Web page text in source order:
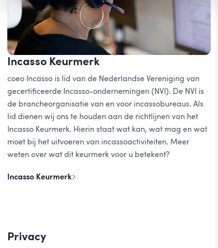
Incasso Keurmerk
coeo Incasso is lid van de Nederlandse Vereniging van
gecertificeerde Incasso-ondernemingen (NVI). De NVI is
de brancheorganisatie van en voor incassobureaus. Als
lid dienen wij ons te houden aan de richtlijnen van het
Incasso Keurmerk. Hierin staat wat kan, wat mag en wat
moet bij het uitvoeren van incassoactiviteiten. Meer
weten over wat dit keurmerk voor u betekent?
Incasso Keurmerk
Privacy